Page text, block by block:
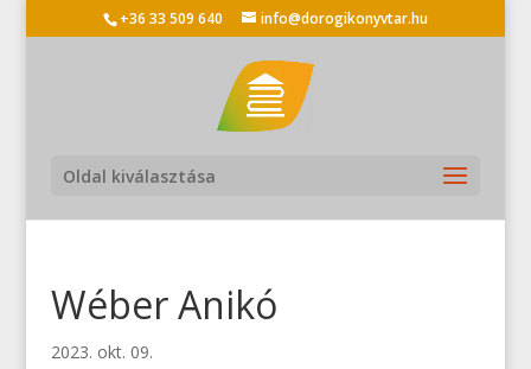
+36 33 509 640 info@dorogikonyvtar.hu
Oldal kiválasztása
Wéber Anikó
2023. okt. 09.